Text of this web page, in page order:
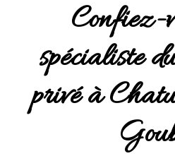
Confiez-
spécialiste
privé à